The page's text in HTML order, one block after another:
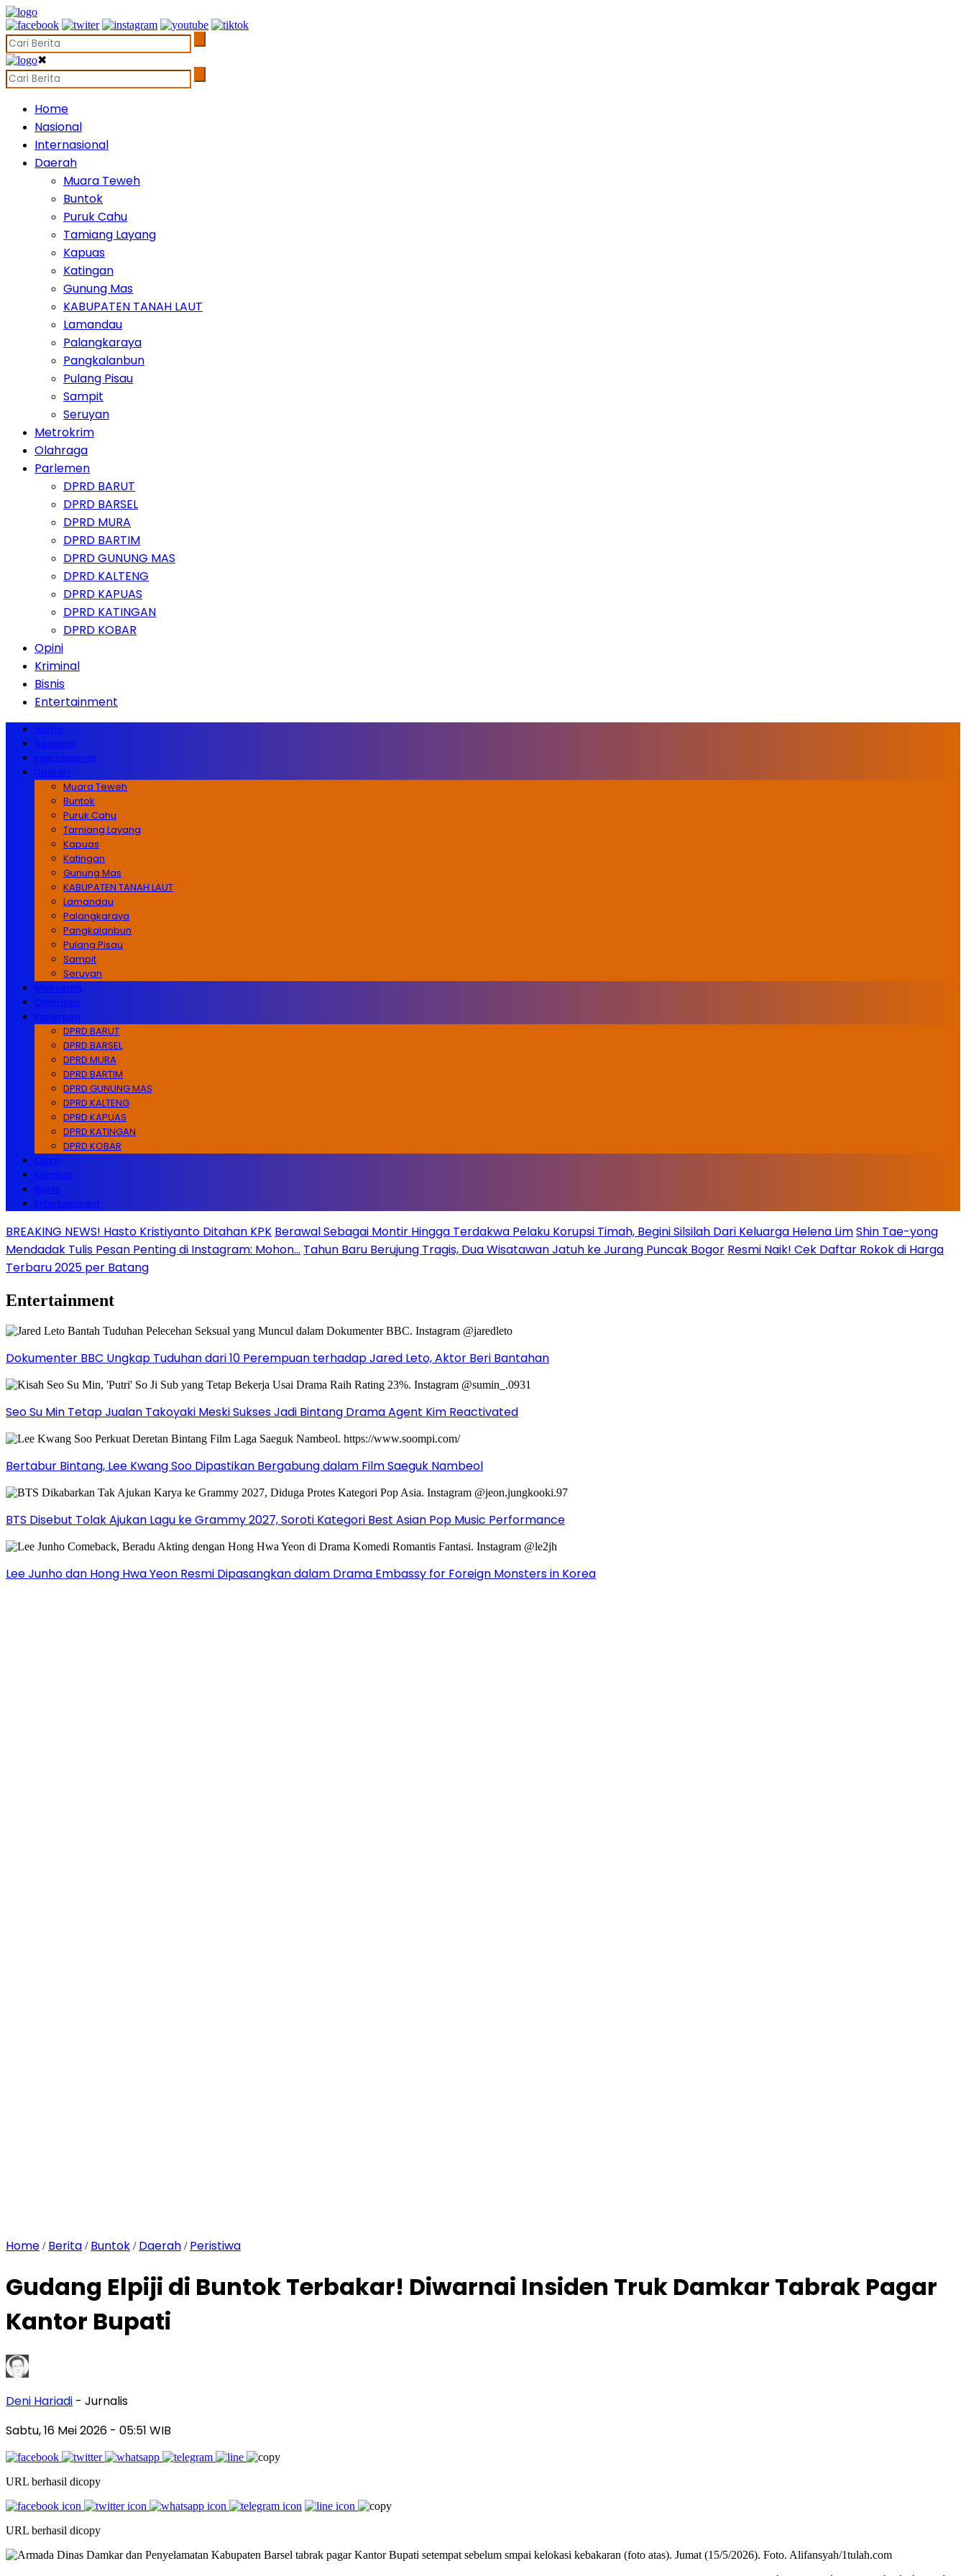
✖
Home
Nasional
Internasional
Daerah
Muara Teweh
Buntok
Puruk Cahu
Tamiang Layang
Kapuas
Katingan
Gunung Mas
KABUPATEN TANAH LAUT
Lamandau
Palangkaraya
Pangkalanbun
Pulang Pisau
Sampit
Seruyan
Metrokrim
Olahraga
Parlemen
DPRD BARUT
DPRD BARSEL
DPRD MURA
DPRD BARTIM
DPRD GUNUNG MAS
DPRD KALTENG
DPRD KAPUAS
DPRD KATINGAN
DPRD KOBAR
Opini
Kriminal
Bisnis
Entertainment
Home
Nasional
Internasional
Daerah
Muara Teweh
Buntok
Puruk Cahu
Tamiang Layang
Kapuas
Katingan
Gunung Mas
KABUPATEN TANAH LAUT
Lamandau
Palangkaraya
Pangkalanbun
Pulang Pisau
Sampit
Seruyan
Metrokrim
Olahraga
Parlemen
DPRD BARUT
DPRD BARSEL
DPRD MURA
DPRD BARTIM
DPRD GUNUNG MAS
DPRD KALTENG
DPRD KAPUAS
DPRD KATINGAN
DPRD KOBAR
Opini
Kriminal
Bisnis
Entertainment
BREAKING NEWS! Hasto Kristiyanto Ditahan KPK Berawal Sebagai Montir Hingga Terdakwa Pelaku Korupsi Timah, Begini Silsilah Dari Keluarga Helena LimShin Tae-yong
Mendadak Tulis Pesan Penting di Instagram: Mohon… Tahun Baru Berujung Tragis, Dua Wisatawan Jatuh ke Jurang Puncak Bogor Resmi Naik! Cek Daftar Rokok di Harga
Terbaru 2025 per Batang
Entertainment
Dokumenter BBC Ungkap Tuduhan dari 10 Perempuan terhadap Jared Leto, Aktor Beri Bantahan
Seo Su Min Tetap Jualan Takoyaki Meski Sukses Jadi Bintang Drama Agent Kim Reactivated
Bertabur Bintang, Lee Kwang Soo Dipastikan Bergabung dalam Film Saeguk Nambeol
BTS Disebut Tolak Ajukan Lagu ke Grammy 2027, Soroti Kategori Best Asian Pop Music Performance
Lee Junho dan Hong Hwa Yeon Resmi Dipasangkan dalam Drama Embassy for Foreign Monsters in Korea
Home / Berita / Buntok / Daerah / Peristiwa
Gudang Elpiji di Buntok Terbakar! Diwarnai Insiden Truk Damkar Tabrak Pagar
Kantor Bupati
Deni Hariadi - Jurnalis
Sabtu, 16 Mei 2026 - 05:51 WIB
URL berhasil dicopy
URL berhasil dicopy